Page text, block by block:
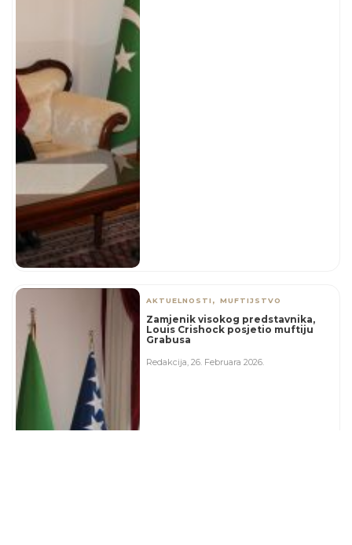
AKTUELNOSTI ,MUFTIJSTVO
Zamjenik visokog predstavnika,
Louis Crishock posjetio muftiju
Grabusa
Redakcija ,26. Februara 2026.